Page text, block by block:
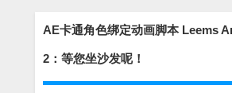
AE卡通角色绑定动画脚本 Leems
2：等您坐沙发呢！